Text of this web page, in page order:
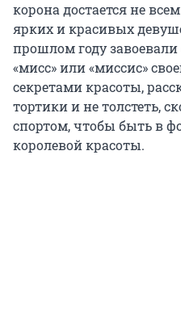
корона достается не
ярких и красивых
прошлом году
«мисс» или «миссис»
секретами красоты,
тортики и не толстеть,
спортом, чтобы быть в
королевой красоты.